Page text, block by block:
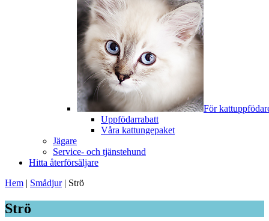
För
Uppfödarrabatt
Våra kattungepaket
Jägare
Service- och tjänstehund
Hitta återförsäljare
Hem | Smådjur| Strö
Strö